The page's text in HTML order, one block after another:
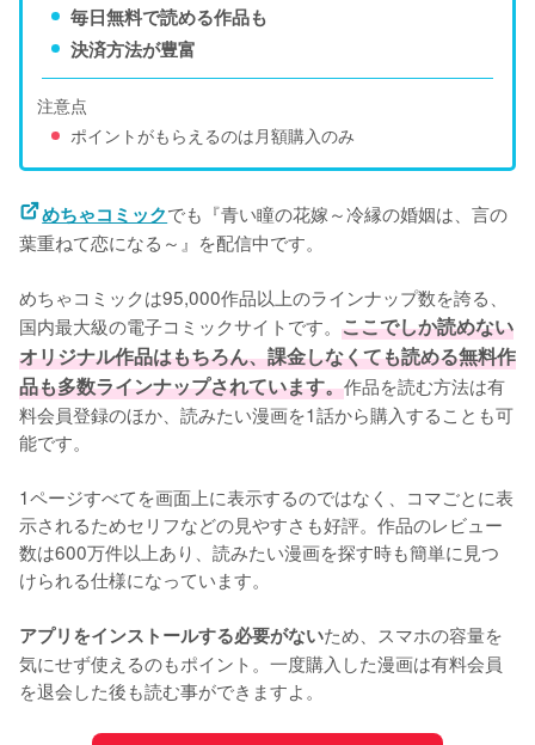
毎日無料で読める作品も
決済方法が豊富
注意点
ポイントがもらえるのは月額購入のみ
めちゃコミックでも『青い瞳の花嫁～冷縁の婚姻は、言の
葉重ねて恋になる～』を配信中です。
めちゃコミックは95,000作品以上のラインナップ数を誇る、
国内最大級の電子コミックサイトです。 ここでしか読めない
オリジナル作品はもちろん、課金しなくても読める無料作
品も多数ラインナップされています。作品を読む方法は有
料会員登録のほか、読みたい漫画を1話から購入することも可
能です。
1ページすべてを画面上に表示するのではなく、コマごとに表
示されるためセリフなどの見やすさも好評。作品のレビュー
数は600万件以上あり、読みたい漫画を探す時も簡単に見つ
けられる仕様になっています。
アプリをインストールする必要がないため、スマホの容量を
気にせず使えるのもポイント。一度購入した漫画は有料会員
を退会した後も読む事ができますよ。